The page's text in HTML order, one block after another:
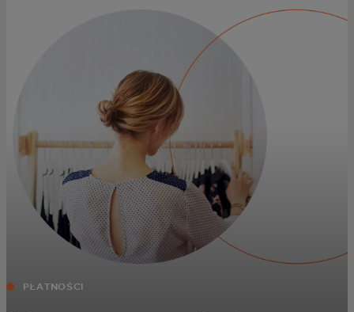
Dla świata
Dla innowatorów
Aktualności i trendy
PŁATNOŚCI